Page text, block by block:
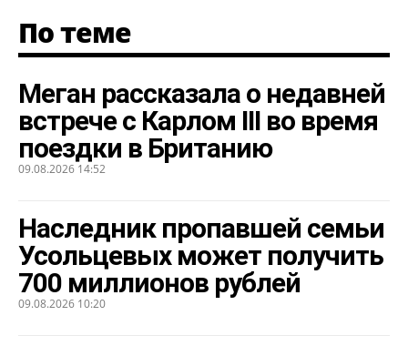
По теме
Меган рассказала о недавней
встрече с Карлом III во время
поездки в Британию
09.08.2026 14:52
Наследник пропавшей семьи
Усольцевых может получить
700 миллионов рублей
09.08.2026 10:20